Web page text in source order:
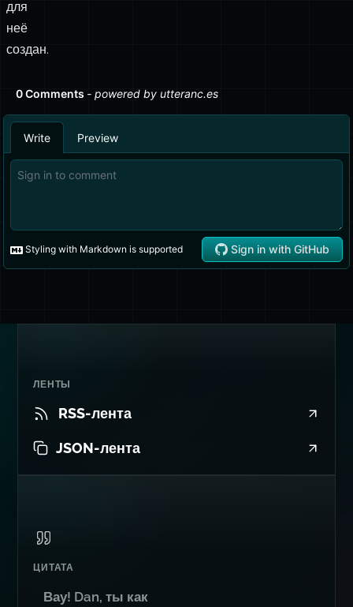
для
неё
создан.
ЛЕНТЫ
RSS-лента
JSON-лента
ЦИТАТА
Вау! Dan, ты как